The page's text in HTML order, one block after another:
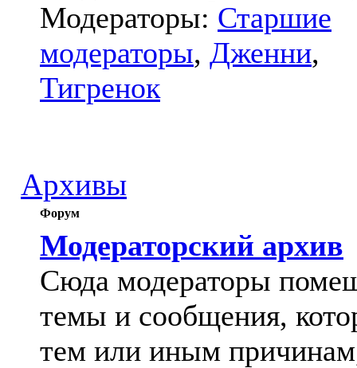
Модераторы: Старшие
модераторы, Дженни,
Тигренок
Архивы
Форум
Модераторский архив
Сюда модераторы
темы и сообщения,
тем или иным